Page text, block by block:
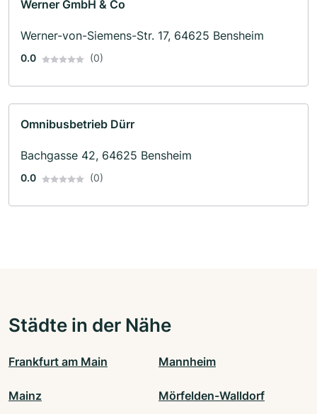
Werner GmbH & Co
Werner-von-Siemens-Str. 17, 64625 Bensheim
0.0 (0)
Omnibusbetrieb Dürr
Bachgasse 42, 64625 Bensheim
0.0 (0)
Städte in der Nähe
Frankfurt am Main Mannheim
Mainz Mörfelden-Walldorf